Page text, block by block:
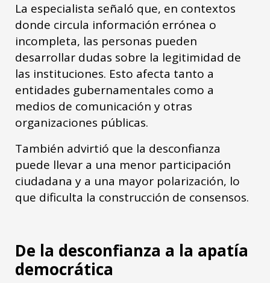
La especialista señaló que, en contextos
donde circula información errónea o
incompleta, las personas pueden
desarrollar dudas sobre la legitimidad de
las instituciones. Esto afecta tanto a
entidades gubernamentales como a
medios de comunicación y otras
organizaciones públicas.
También advirtió que la desconfianza
puede llevar a una menor participación
ciudadana y a una mayor polarización, lo
que dificulta la construcción de consensos.
De la desconfianza a la apatía
democrática